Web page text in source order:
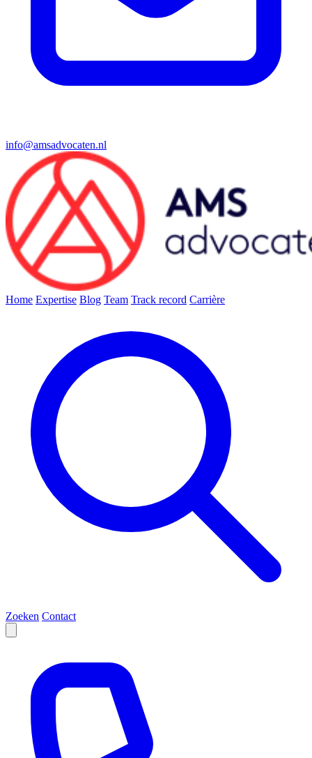
info@amsadvocaten.nl
Home Expertise Blog Team Track record Carrière
Zoeken Contact